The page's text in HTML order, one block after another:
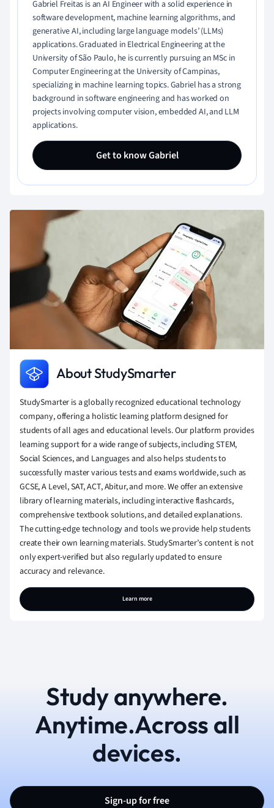
Gabriel Freitas is an AI Engineer with a solid experience in
software development, machine learning algorithms, and
generative AI, including large language models’ (LLMs)
applications. Graduated in Electrical Engineering at the
University of São Paulo, he is currently pursuing an MSc in
Computer Engineering at the University of Campinas,
specializing in machine learning topics. Gabriel has a strong
background in software engineering and has worked on
projects involving computer vision, embedded AI, and LLM
applications.
Get to know Gabriel
About StudySmarter
StudySmarter is a globally recognized educational technology
company, offering a holistic learning platform designed for
students of all ages and educational levels. Our platform provides
learning support for a wide range of subjects, including STEM,
Social Sciences, and Languages and also helps students to
successfully master various tests and exams worldwide, such as
GCSE, A Level, SAT, ACT, Abitur, and more. We offer an extensive
library of learning materials, including interactive flashcards,
comprehensive textbook solutions, and detailed explanations.
The cutting-edge technology and tools we provide help students
create their own learning materials. StudySmarter’s content is not
only expert-verified but also regularly updated to ensure
accuracy and relevance.
Learn more
Study anywhere.
Anytime.Across all
devices.
Sign-up for free